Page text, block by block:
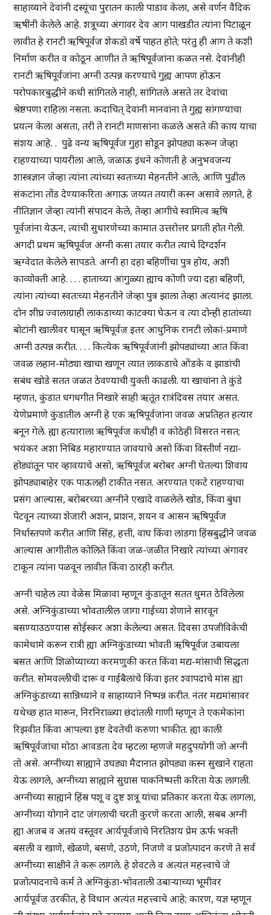
साहाय्याने देवांनी दस्यूंचा पुरातन काली पाडाव केला, असे वर्णन वैदिक
ऋषींनी केलेले आहे. शत्रूच्या अंगावर देव आग पाखडीत त्यांना पिटाळून
लावीत हे रानटी ऋषिपूर्वज शेकडो वर्षे पाहत होते; परंतु ही आग ते कशी
निर्माण करीत व कोठून आणीत ते ऋषिपूर्वजांना कळत नसे. देवांनीही
रानटी ऋषिपूर्वजांना अग्नी उत्पन्न करण्याचे गुह्य आपण होऊन
परोपकारबुद्धीने कधी सांगितले नाही, सांगितले असते तर देवांचा
श्रेष्ठपणा राहिला नसता. कदाचित् देवांनी मानवांना ते गुह्य सांगण्याचा
प्रयत्न केला असता, तरी ते रानटी माणसांना कळले असते की काय याचा
संशय आहे. . पुढे वन्य ऋषिपूर्वज गुहा सोडून झोपड्या करून जेव्हा
राहण्याच्या पायरीला आले, जळाऊ इंधने कोणती हे अनुभवजन्य
शास्त्रज्ञान जेव्हा त्यांना त्यांच्या स्वतःच्या मेहनतीने आले, आणि पुढील
संकटांना तोंड देण्याकरिता अगाऊ जय्यत तयारी कस्न असावे लागते, हे
नीतिज्ञान जेव्हा त्यांनी संपादन केले, तेव्हा आगीचे स्वामित्व ऋषि
पूर्वजांना येऊन, त्यांची सुधारणेच्या कामात उत्तरोत्तर प्रगती होत गेली.
अगदी प्रथम ऋषिपूर्वज अग्नी कसा तयार करीत त्याचे दिग्दर्शन
ऋग्वेदात केलेले सापडते. अग्नी हा दहा बहिणींचा पुत्र होय, अशी
काव्योक्ती आहे. . . . हाताच्या आंगुळ्या ह्याच कोणी ज्या दहा बहिणी,
त्यांना त्यांच्या स्वतःच्या मेहनतीने जेव्हा पुत्र झाला तेव्हा अत्यानंद झाला.
दोन शीघ्र ज्वालाग्राही लाकडाच्या काटक्या घेऊन व त्या दोन्ही हातांच्या
बोटांनी खालीवर घासून ऋषिपूर्वज इतर आधुनिक रानटी लोकां-प्रमाणे
अग्नी उत्पन्न करीत. . . . कित्येक ऋषिपूर्वजांनी झोपड्यांच्या आत किंवा
जवळ लहान-मोठ्या खाचा खणून त्यात लाकडाचे ओंडके व झाडांची
सबंध खोडे सतत जळत ठेवण्याची युक्ती काढली. या खाचांना ते कुंडे
म्हणत, कुंडात धगधगीत निखारे साही ऋतूंत रात्रंदिवस तयार असत.
येणेप्रमाणे कुंडातील अग्नी हे एक ऋषिपूर्वजांना जवळ अप्रतिहत हत्यार
बनून गेले. ह्या हत्याराला ऋषिपूर्वज कधीही व कोठेही विसरत नसत;
भयंकर अशा निबिड महारण्यात जावयाचे असो किंवा विस्तीर्ण नद्या-
होड्यांतून पार व्हावयाचे असो, ऋषिपूर्वज बरोबर अग्नी घेतल्या शिवाय
झोपड्याबाहेर एक पाऊलही टाकीत नसत. अरण्यात एकटे राहण्याचा
प्रसंग आल्यास, बरोबरच्या अग्नीने एखादे वाळलेले खोड, किंवा बुंधा
पेटवून त्याच्या शेजारी अशन, प्राशन, शयन व आसन ऋषिपूर्वज
निर्धास्तपणे करीत आणि सिंह, हत्ती, वाघ किंवा लांडगा हिंस्रबुद्धीने जवळ
आल्यास आगीतील कोलिते किंवा जळ-जळीत निखारे त्यांच्या अंगावर
टाकून त्यांना पळवून लावीत किंवा ठारही करीत.
अग्नी चाहेल त्या वेळेस मिळावा म्हणून कुंडातून सतत धुमत ठेविलेला
असे. अग्निकुंडाच्या भोवतालील जागा गाईच्या शेणाने सारवून
बसण्याउठण्यास सोईस्कर अशा केलेल्या असत. दिवसा उपजीविकेची
कामेधामे करून रात्री ह्या अग्निकुंडाच्या भोवती ऋषिपूर्वज उबायला
बसत आणि शिळोप्याच्या करमणुकी करत किंवा मद्य-मांसाची सिद्धता
करीत. सोमवल्लीची दारू व गाईबैलांचे किंवा इतर श्वापदांचे मांस ह्या
अग्निकुंडाच्या सान्निध्याने व साहाय्याने निष्पन्न करीत. नंतर मद्यमांसावर
यथेच्छ हात मारून, निरनिराळ्या छंदांतली गाणी म्हणून ते एकमेकांना
रिझवीत किंवा आपल्या इष्ट देवतेची करुणा भाकीत. ह्या काली
ऋषिपूर्वजांचा मोठा आवडता देव म्हटला म्हणजे महदुपयोगी जो अग्नी
तो असे. अग्नीच्या साह्याने उघड्या मैदानात झोपड्या कस्न सुखाने राहता
येऊ लागले, अग्नीच्या साह्याने सुग्रास पाकनिष्पत्ती करिता येऊ लागली.
अग्नीच्या साह्याने हिंस्र पशू व दुष्ट शत्रू यांचा प्रतिकार करता येऊ लागला,
अग्नीच्या योगाने दाट जंगलाची चरती कुरणे करता आली, सबब अग्नी
ह्या अजब व अतयं वस्तूवर आर्यपूर्वजांचे निरतिशय प्रेम ऊर्फ भक्ती
बसली व खाणे, खेळणे, बसणे, उठणे, निजणे व प्रजोत्पादन करणे ते सर्व
अग्नीच्या साक्षीने ते करू लागले. हे शेवटले व अत्यंत महत्त्वाचे जे
प्रजोत्पादनाचे कर्म ते अग्निकुंडा-भोवताली उबाऱ्याच्या भूमीवर
आर्यपूर्वज उरकीत, हे विधान अत्यंत महत्त्वाचे आहे; कारण, यज्ञ म्हणून